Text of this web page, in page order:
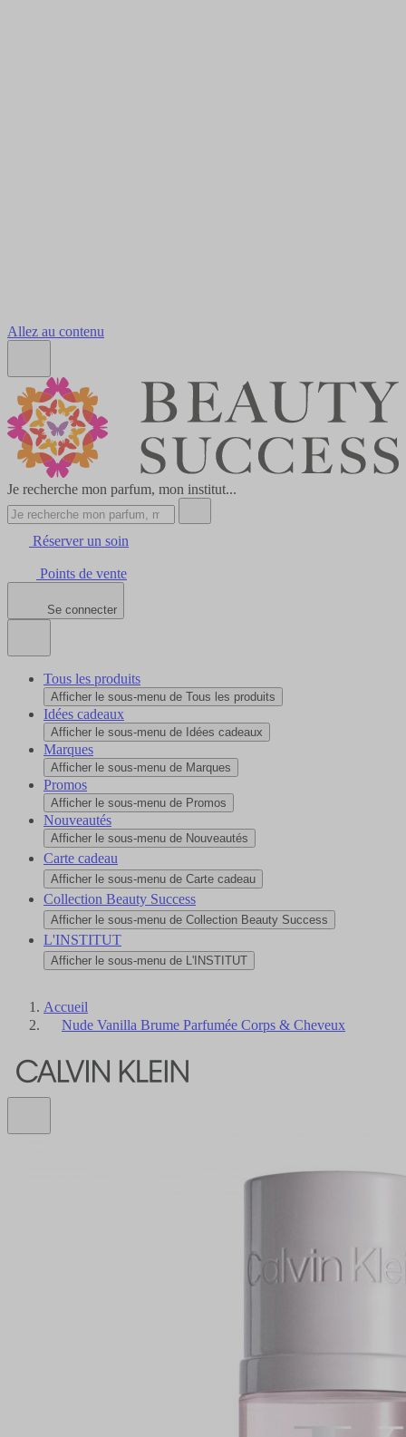
Allez au contenu
Je recherche mon parfum, mon institut...
Réserver un soin
Points de vente
Se connecter
Tous les produits
Afficher le sous-menu de Tous les produits
Idées cadeaux
Afficher le sous-menu de Idées cadeaux
Marques
Afficher le sous-menu de Marques
Promos
Afficher le sous-menu de Promos
Nouveautés
Afficher le sous-menu de Nouveautés
Carte cadeau
Afficher le sous-menu de Carte cadeau
Collection Beauty Success
Afficher le sous-menu de Collection Beauty Success
L'INSTITUT
Afficher le sous-menu de L'INSTITUT
Accueil
Nude Vanilla Brume Parfumée Corps & Cheveux